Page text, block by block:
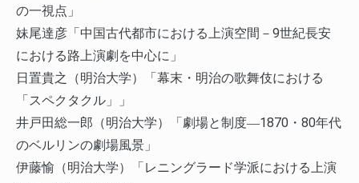
の一視点」
妹尾達彦「中国古代都市における上演空間－9世紀長安
における路上演劇を中心に」
日置貴之（明治大学）「幕末・明治の歌舞伎における
「スペクタクル」」
井戸田総一郎（明治大学）「劇場と制度―1870・80年代
のベルリンの劇場風景」
伊藤愉（明治大学）「レニングラード学派における上演